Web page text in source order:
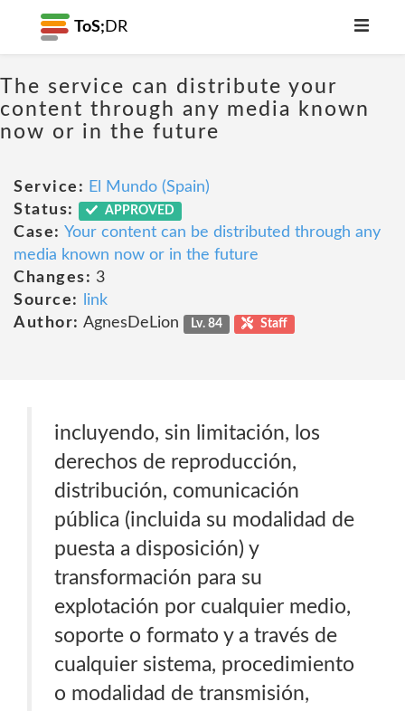
ToS; DR
The service can distribute your
content through any media known
now or in the future
Service: El Mundo (Spain)
Status:
APPROVED
Case: Your content can be distributed through any
media known now or in the future
Changes: 3
Source:
link
Author: AgnesDeLion Lv. 84 Staff
incluyendo, sin limitación, los
derechos de reproducción,
distribución, comunicación
pública (incluida su modalidad de
puesta a disposición) y
transformación para su
explotación por cualquier medio,
soporte o formato y a través de
cualquier sistema, procedimiento
o modalidad de transmisión,